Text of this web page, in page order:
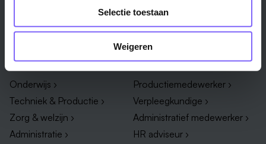
Selectie toestaan
Weigeren
Alle steden ›
Vakgebied
Onderwijs ›
Techniek & Productie ›
Zorg & welzijn ›
Administratie ›
Functie
Productiemedewerker ›
Verpleegkundige ›
Administratief medewerker ›
HR adviseur ›